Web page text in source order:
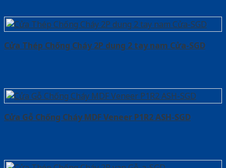
Cửa Thép Chống Cháy 2P dung 2 tay nam Cửa-SGD
Cửa Gỗ Chống Cháy MDF Veneer P1R2 ASH-SGD